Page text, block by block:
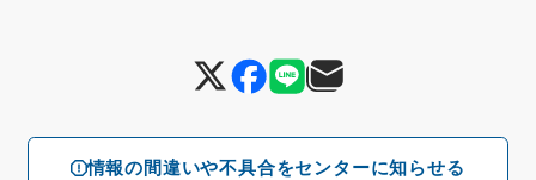
情報の間違いや不具合をセンターに知らせる